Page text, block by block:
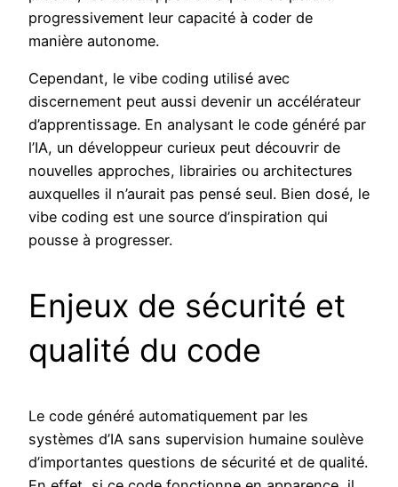
progressivement leur capacité à coder de
manière autonome.
Cependant, le vibe coding utilisé avec
discernement peut aussi devenir un accélérateur
d’apprentissage. En analysant le code généré par
l’IA, un développeur curieux peut découvrir de
nouvelles approches, librairies ou architectures
auxquelles il n’aurait pas pensé seul. Bien dosé, le
vibe coding est une source d’inspiration qui
pousse à progresser.
Enjeux de sécurité et
qualité du code
Le code généré automatiquement par les
systèmes d’IA sans supervision humaine soulève
d’importantes questions de sécurité et de qualité.